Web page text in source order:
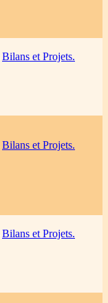
Bilans et Projets.
Bilans et Projets.
Bilans et Projets.